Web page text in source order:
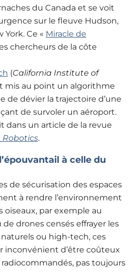
du Canada et se voit
sur le fleuve Hudson,
Ce « Miracle de
chercheurs de la côte
(California Institute of
mis au point un algorithme
de dévier la trajectoire d’une
de survoler un aéroport.
dans un article de la revue
Robotics.
à celle du
de sécurisation des espaces
à rendre l’environnement
oiseaux, par exemple au
drones censés effrayer les
naturels ou high-tech, ces
inconvénient d’être coûteux
pas toujours